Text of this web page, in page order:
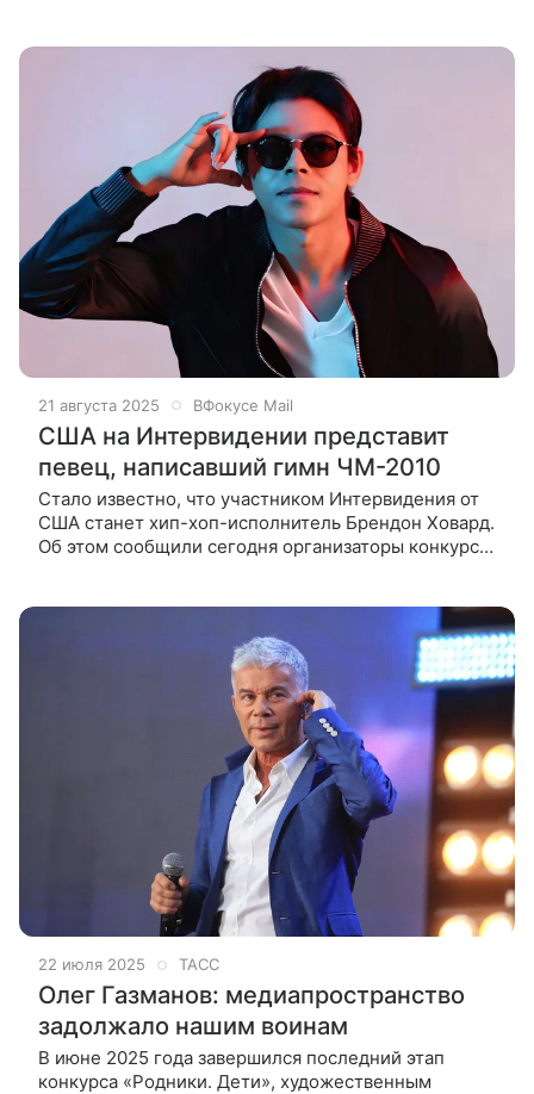
21 августа 2025 ВФокусе Mail
США на Интервидении представит
певец, написавший гимн ЧМ-2010
Стало известно, что участником Интервидения от
США станет хип-хоп-исполнитель Брендон Ховард.
Об этом сообщили сегодня организаторы конкурса.
22 июля 2025 ТАСС
Олег Газманов: медиапространство
задолжало нашим воинам
В июне 2025 года завершился последний этап
конкурса «Родники. Дети», художественным